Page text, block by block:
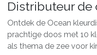
Distributeur de
Ontdek de Ocean
prachtige doos met 10
als thema de zee voor